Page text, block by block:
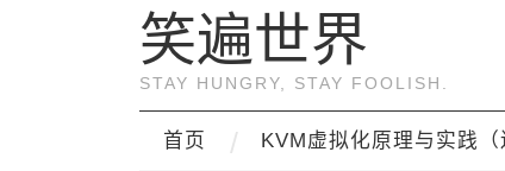
笑遍世界
STAY HUNGRY, STAY FOOLISH.
首页 KVM虚拟化原理与实践（